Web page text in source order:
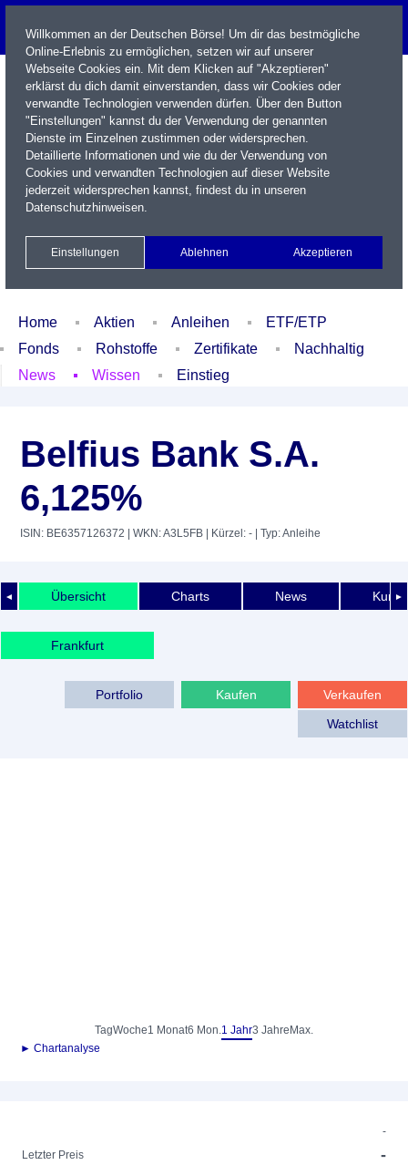
Name / WKN / ISIN / Kürzel
Xetra Realtime
Watchlist Portfolio Login
Home Aktien Anleihen
ETF/ETP
Fonds
Rohstoffe Zertifikate
Nachhaltig
News
Wissen Einstieg
Belfius Bank S.A.
6,125%
ISIN: BE6357126372 | WKN: A3L5FB | Kürzel: - | Typ: Anleihe
◄ ►
Übersicht Charts News
Frankfurt
Verkaufen
Kaufen
Portfolio
Watchlist
TagWoche1 Monat6 Mon.1 Jahr3 Jahre Max.
► Chartanalyse
-
Letzter Preis
-
Willkommen an der Deutschen Börse! Um dir das bestmögliche
Online-Erlebnis zu ermöglichen, setzen wir auf unserer
Webseite Cookies ein. Mit dem Klicken auf "Akzeptieren"
erklärst du dich damit einverstanden, dass wir Cookies oder
verwandte Technologien verwenden dürfen. Über den Button
"Einstellungen" kannst du der Verwendung der genannten
Dienste im Einzelnen zustimmen oder widersprechen.
Detaillierte Informationen und wie du der Verwendung von
Cookies und verwandten Technologien auf dieser Website
jederzeit widersprechen kannst, findest du in unseren
Datenschutzhinweisen.
Einstellungen Ablehnen Akzeptieren